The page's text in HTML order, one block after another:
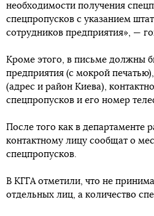
необходимости получения
спецпропусков с указанием
сотрудников предприятия», —
Кроме этого, в письме должны
предприятия (с мокрой
(адрес и район Киева),
спецпропусков и его номер
После того как в департаменте
контактному лицу сообщат о
спецпропусков.
В КГГА отметили, что не
отдельных лиц, а количество